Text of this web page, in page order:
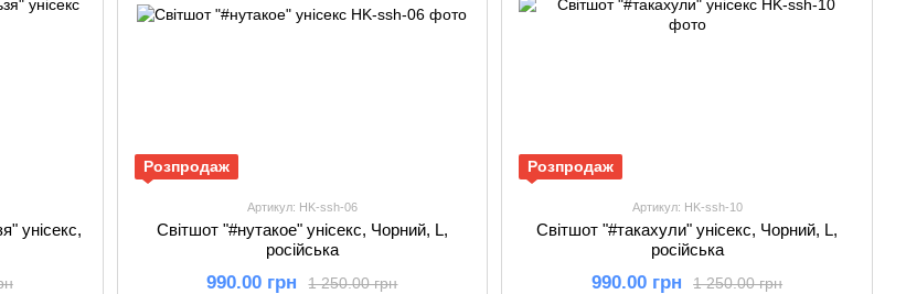
унісекс,
Розпродаж
Артикул: HK-ssh-06
Світшот "#нутакое" унісекс, Чорний, L,
російська
1 250.00 грн
990.00 грн
Розпродаж
Артикул: HK-ssh-10
Світшот "#такахули" унісекс, Чорний, L,
російська
1 250.00 грн
990.00 грн